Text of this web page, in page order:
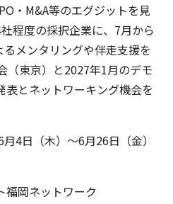
・M&A等のエグジットを見
程度の採択企業に、7月から
メンタリングや伴走支援を
（東京）と2027年1月のデモ
とネットワーキング機会を
4日（木）～6月26日（金）
福岡ネットワーク